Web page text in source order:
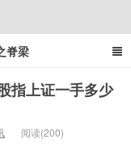
脊梁
具箱
指上证一手多少
阅读(200)